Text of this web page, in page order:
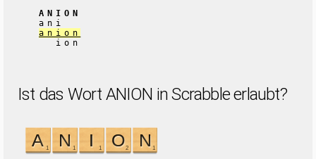
ANION
ani
anion
ion
Ist das Wort ANION in Scrabble erlaubt?